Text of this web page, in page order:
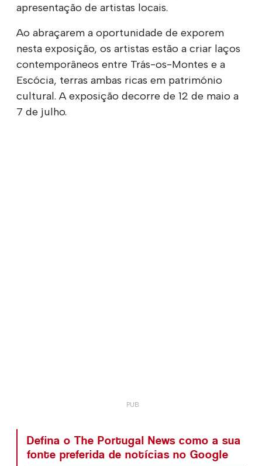
apresentação de artistas locais.
Ao abraçarem a oportunidade de exporem
nesta exposição, os artistas estão a criar laços
contemporâneos entre Trás-os-Montes e a
Escócia, terras ambas ricas em património
cultural. A exposição decorre de 12 de maio a
7 de julho.
Defina o The Portugal News como a sua
fonte preferida de notícias no Google